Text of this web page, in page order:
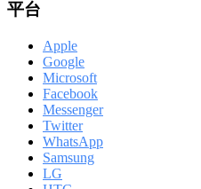
平台
Apple
Google
Microsoft
Facebook
Messenger
Twitter
WhatsApp
Samsung
LG